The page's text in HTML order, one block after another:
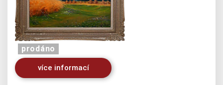
prodáno
více informací